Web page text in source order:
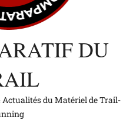
DU
du Matériel de Trail-